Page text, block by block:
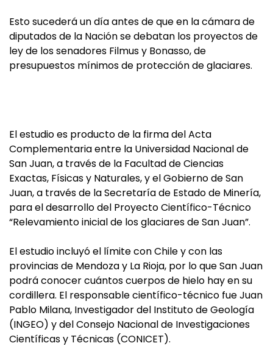
Esto sucederá un día antes de que en la cámara de
diputados de la Nación se debatan los proyectos de
ley de los senadores Filmus y Bonasso, de
presupuestos mínimos de protección de glaciares.
El estudio es producto de la firma del Acta
Complementaria entre la Universidad Nacional de
San Juan, a través de la Facultad de Ciencias
Exactas, Físicas y Naturales, y el Gobierno de San
Juan, a través de la Secretaría de Estado de Minería,
para el desarrollo del Proyecto Científico-Técnico
“Relevamiento inicial de los glaciares de San Juan”.
El estudio incluyó el límite con Chile y con las
provincias de Mendoza y La Rioja, por lo que San Juan
podrá conocer cuántos cuerpos de hielo hay en su
cordillera. El responsable científico-técnico fue Juan
Pablo Milana, Investigador del Instituto de Geología
(INGEO) y del Consejo Nacional de Investigaciones
Científicas y Técnicas (CONICET).